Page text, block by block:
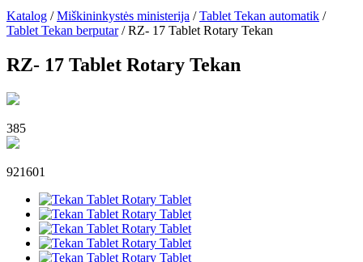
Katalog /Miškininkystės ministerija /Tablet Tekan automatik /
Tablet Tekan berputar/RZ- 17 Tablet Rotary Tekan
RZ- 17 Tablet Rotary Tekan
385
921601